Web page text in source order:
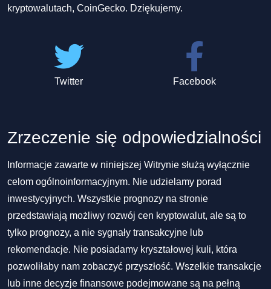
kryptowalutach, CoinGecko. Dziękujemy.
Twitter Facebook
Zrzeczenie się odpowiedzialności
Informacje zawarte w niniejszej Witrynie służą wyłącznie
celom ogólnoinformacyjnym. Nie udzielamy porad
inwestycyjnych. Wszystkie prognozy na stronie
przedstawiają możliwy rozwój cen kryptowalut, ale są to
tylko prognozy, a nie sygnały transakcyjne lub
rekomendacje. Nie posiadamy kryształowej kuli, która
pozwoliłaby nam zobaczyć przyszłość. Wszelkie transakcje
lub inne decyzje finansowe podejmowane są na pełną